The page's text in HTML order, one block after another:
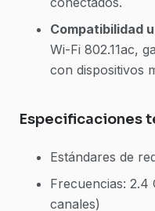
Compatibilidad
Wi-Fi 802.11ac,
con dispositivos
Especificaciones
Estándares de
Frecuencias: 2.4
canales)